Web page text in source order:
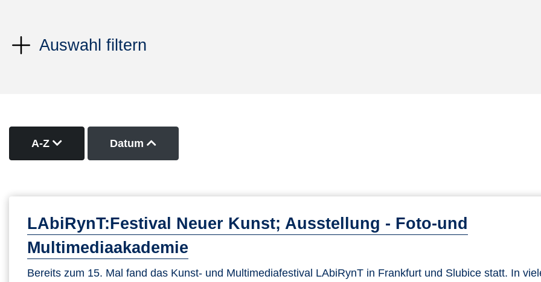
Auswahl filtern
A-Z Kurse nach Titel absteigend sortieren
Datum Kurse nach Datum aufsteigend sortieren
LAbiRynT:Festival Neuer Kunst; Ausstellung - Foto-und
Multimediaakademie
Bereits zum 15. Mal fand das Kunst- und Multimediafestival LAbiRynT in Frankfurt und Slubice statt. In